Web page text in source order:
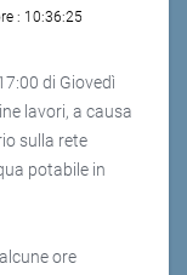
: 10:36:25
di Giovedì
lavori, a causa
sulla rete
potabile in
ore